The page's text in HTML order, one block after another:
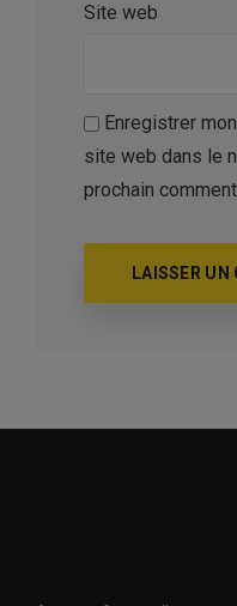
Site web
Enregistrer
site web dans le
prochain